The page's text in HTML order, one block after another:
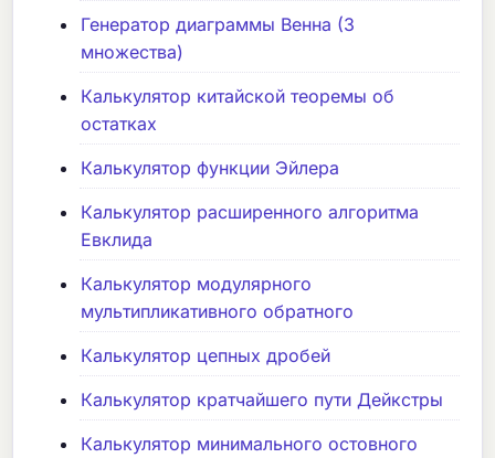
Генератор диаграммы Венна (3
множества)
Калькулятор китайской теоремы об
остатках
Калькулятор функции Эйлера
Калькулятор расширенного алгоритма
Евклида
Калькулятор модулярного
мультипликативного обратного
Калькулятор цепных дробей
Калькулятор кратчайшего пути Дейкстры
Калькулятор минимального остовного